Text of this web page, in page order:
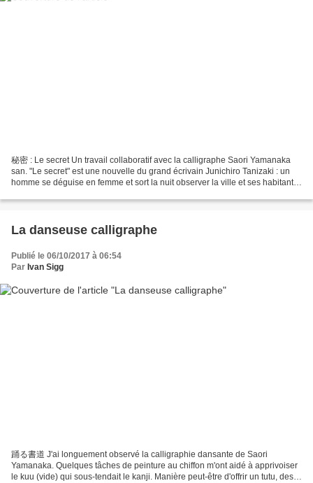
秘密 : Le secret Un travail collaboratif avec la calligraphe Saori Yamanaka
san. "Le secret" est une nouvelle du grand écrivain Junichiro Tanizaki : un
homme se déguise en femme et sort la nuit observer la ville et ses habitants.
La danseuse calligraphe
Publié le 06/10/2017 à 06:54
Par Ivan Sigg
踊る書道 J'ai longuement observé la calligraphie dansante de Saori
Yamanaka. Quelques tâches de peinture au chiffon m'ont aidé à apprivoiser
le kuu (vide) qui sous-tendait le kanji. Manière peut-être d'offrir un tutu, des